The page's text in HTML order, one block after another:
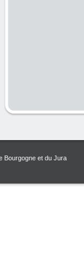
Bourgogne et du Jura